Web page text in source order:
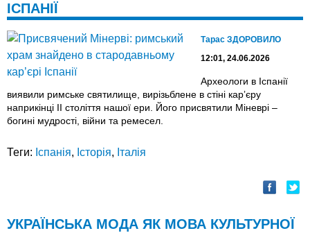
ІСПАНІЇ
Тарас ЗДОРОВИЛО
12:01, 24.06.2026
Археологи в Іспанії
виявили римське святилище, вирізьблене в стіні карʼєру
наприкінці II століття нашої ери. Його присвятили Міневрі –
богині мудрості, війни та ремесел.
Теги: Іспанія, Історія, Італія
УКРАЇНСЬКА МОДА ЯК МОВА КУЛЬТУРНОЇ